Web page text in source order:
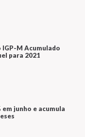
M Acumulado
para 2021
em junho e acumula